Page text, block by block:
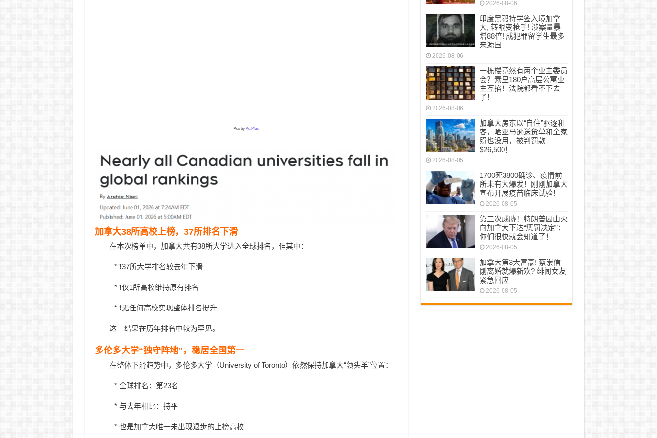
Ads by Ad.Plus
加拿大38所高校上榜，37所排名下滑
在本次榜单中，加拿大共有38所大学进入全球排名，但其中：
* ❗37所大学排名较去年下滑
* ❗仅1所高校维持原有排名
* ❗无任何高校实现整体排名提升
这一结果在历年排名中较为罕见。
多伦多大学“独守阵地”，稳居全国第一
在整体下滑趋势中，多伦多大学（University of Toronto）依然保持加拿大“领头羊”位置：
* 全球排名：第23名
* 与去年相比：持平
* 也是加拿大唯一未出现退步的上榜高校
2026-08-06
印度黑帮持学签入境加拿
大, 转眼变枪手! 涉案量暴
增88倍! 成犯罪留学生最多
来源国
2026-08-06
一栋楼竟然有两个业主委员
会？素里180户高层公寓业
主互掐！法院都看不下去
了！
2026-08-06
加拿大房东以“自住”驱逐租
客，晒亚马逊送货单和全家
照也没用，被判罚款
$26,500！
2026-08-05
1700死3800确诊、疫情前
所未有大爆发！刚刚加拿大
宣布开展疫苗临床试验！
2026-08-05
第三次威胁！特朗普因山火
向加拿大下达“惩罚决定”：
你们很快就会知道了！
2026-08-05
加拿大第3大富豪! 蔡崇信
刚离婚就爆新欢? 绯闻女友
紧急回应
2026-08-05